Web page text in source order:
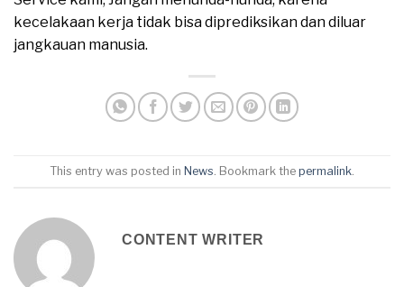
kecelakaan kerja tidak bisa diprediksikan dan diluar
jangkauan manusia.
This entry was posted in News . Bookmark the permalink
CONTENT WRITER